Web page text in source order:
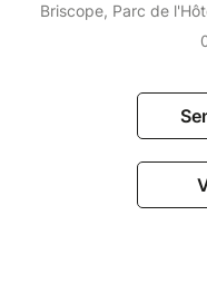
Briscope, Parc de